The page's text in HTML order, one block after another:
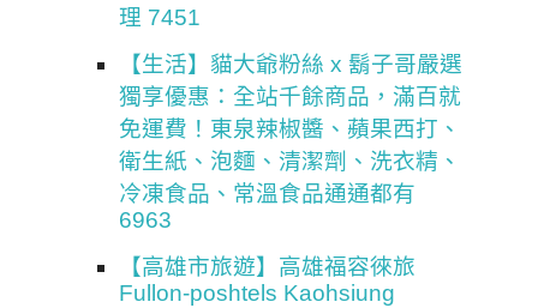
理 7451
【生活】貓大爺粉絲 x 鬍子哥嚴選
獨享優惠：全站千餘商品，滿百就
免運費！東泉辣椒醬、蘋果西打、
衛生紙、泡麵、清潔劑、洗衣精、
冷凍食品、常溫食品通通都有
6963
【高雄市旅遊】高雄福容徠旅
Fullon-poshtels Kaohsiung